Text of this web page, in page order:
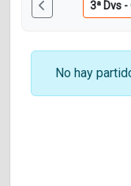
No hay